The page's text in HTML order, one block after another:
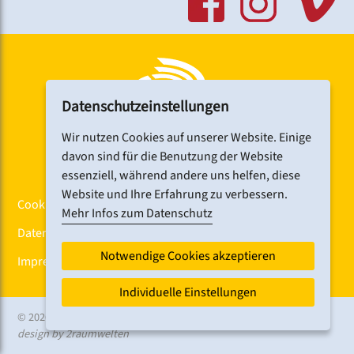
Cookiebanner
Datenschutz
Impressum
© 2026 CHORFEST
design by 2raumwelten
Datenschutzeinstellungen
Wir nutzen Cookies auf unserer Website. Einige
davon sind für die Benutzung der Website
essenziell, während andere uns helfen, diese
Website und Ihre Erfahrung zu verbessern.
Mehr Infos zum Datenschutz
Notwendige Cookies akzeptieren
Individuelle Einstellungen